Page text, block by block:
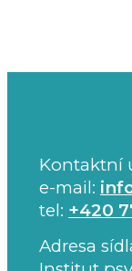
Kontaktní
e-mail:
tel: +420
Adresa